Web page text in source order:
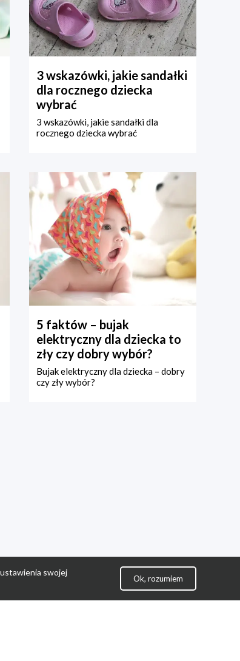
3 wskazówki, jakie sandałki
dla rocznego dziecka
wybrać
3 wskazówki, jakie sandałki dla
rocznego dziecka wybrać
5 faktów – bujak
elektryczny dla dziecka to
zły czy dobry wybór?
Bujak elektryczny dla dziecka – dobry
czy zły wybór?
swojej
Ok, rozumiem